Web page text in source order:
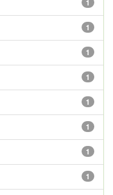
1
1
1
1
1
1
1
1